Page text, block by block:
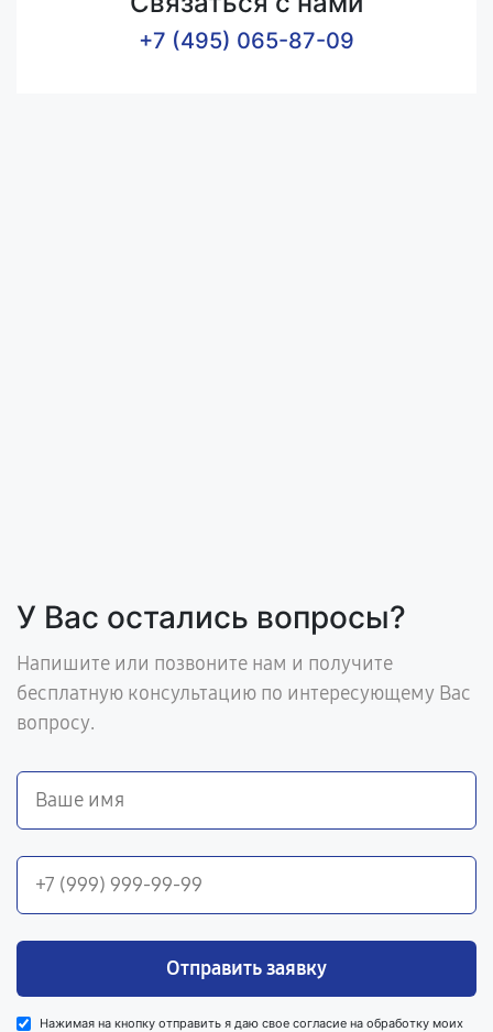
+7 (495) 065-87-09
У Вас остались вопросы?
Напишите или позвоните нам и получите
бесплатную консультацию по интересующему Вас
вопросу.
Отправить заявку
Нажимая на кнопку отправить я даю свое согласие на обработку моих